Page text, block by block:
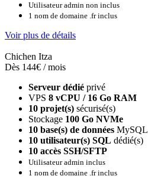
Utilisateur admin non inclus
1 nom de domaine .fr inclus
Voir plus de détails
Chichen Itza
Dès 144€ / mois
Serveur dédié privé
VPS 8 vCPU / 16 Go RAM
10 projet(s) sécurisé(s)
Stockage 100 Go NVMe
10 base(s) de données MySQL
10 utilisateur(s) SQL dédié(s)
10 accès SSH/SFTP
Utilisateur admin inclus
1 nom de domaine .fr inclus